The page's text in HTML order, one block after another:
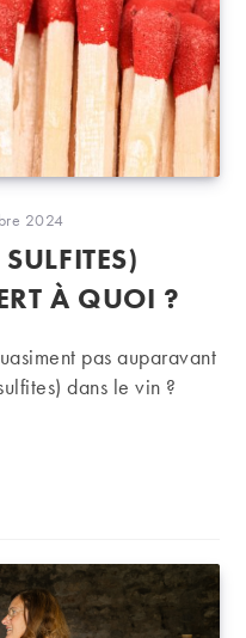
2024
À QUOI ?
pas auparavant
dans le vin ?
sulfites) dans le vin, ça sert à quoi ?